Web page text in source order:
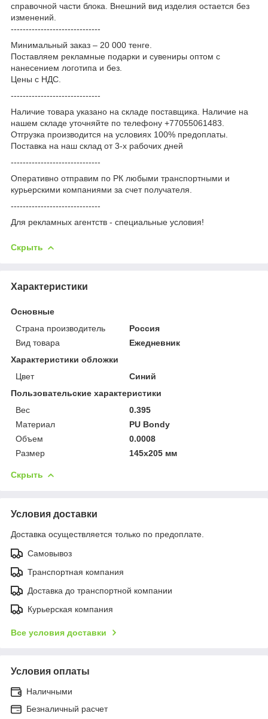
справочной части блока. Внешний вид изделия остается без
изменений.
------------------------------
Минимальный заказ – 20 000 тенге.
Поставляем рекламные подарки и сувениры оптом с
нанесением логотипа и без.
Цены с НДС.
------------------------------
Наличие товара указано на складе поставщика. Наличие на
нашем складе уточняйте по телефону +77055061483.
Отгрузка производится на условиях 100% предоплаты.
Поставка на наш склад от 3-x рабочих дней
------------------------------
Оперативно отправим по РК любыми транспортными и
курьерскими компаниями за счет получателя.
------------------------------
Для рекламных агентств - специальные условия!
Скрыть
Характеристики
Основные
Страна производитель
Россия
Вид товара
Ежедневник
Характеристики обложки
Цвет
Синий
Пользовательские характеристики
Вес
0.395
Материал
PU Bondy
Объем
0.0008
Размер
145x205 мм
Скрыть
Условия доставки
Доставка осуществляется только по предоплате.
Самовывоз
Транспортная компания
Доставка до транспортной компании
Курьерская компания
Все условия доставки
Условия оплаты
Наличными
Безналичный расчет